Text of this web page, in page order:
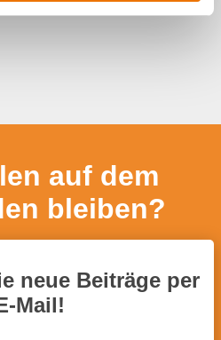
auf dem
bleiben?
neue Beiträge per
Mail!